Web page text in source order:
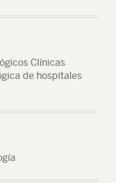
Clínicas
de hospitales